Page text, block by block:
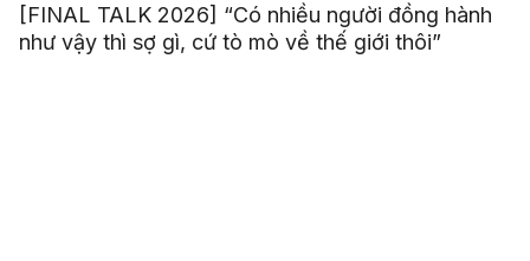
[FINAL TALK 2026] “Có nhiều người đồng hành
như vậy thì sợ gì, cứ tò mò về thế giới thôi”